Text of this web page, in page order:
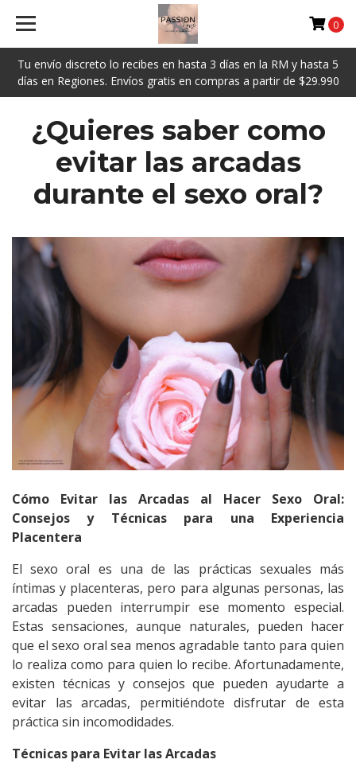
Tu envío discreto lo recibes en hasta 3 días en la RM y hasta 5
días en Regiones. Envíos gratis en compras a partir de $29.990
0
¿Quieres saber como
evitar las arcadas
durante el sexo oral?
Cómo Evitar las Arcadas al Hacer Sexo Oral:
Consejos y Técnicas para una Experiencia
Placentera
Elsexo oral es una de las prácticas sexuales más
íntimas y placenteras, pero para algunas personas, las
arcadas pueden interrumpir ese momento especial.
Estas sensaciones, aunque naturales, pueden hacer
que el sexo oral sea menos agradable tanto para quien
lo realiza como para quien lo recibe. Afortunadamente,
existen técnicas y consejos que pueden ayudarte a
evitar las arcadas, permitiéndote disfrutar de esta
práctica sin incomodidades.
Técnicas para Evitar las Arcadas